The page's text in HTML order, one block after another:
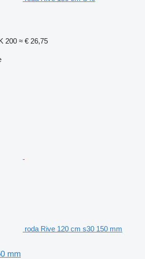
200 ≈ € 26,75
roda Rive 120 cm s30 150 mm
mm